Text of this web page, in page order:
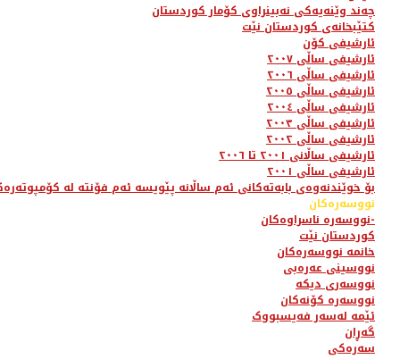
چەند وێنەیەکی نەبینراوی کۆمار کوردستان
کتێبخانەی کوردستان نێت
ئارشیفی کۆن
ئارشیفی ساڵی ٢٠٠٧
ئارشیفی ساڵی ٢٠٠٦
ئارشیفی ساڵی ٢٠٠٥
ئارشیفی ساڵی ٢٠٠٤
ئارشیفی ساڵی ٢٠٠٣
ئارشیفی ساڵی ٢٠٠٢
ئارشیفی ساڵانی ٢٠٠١ تا ٢٠٠٦
ئارشیفی ساڵی ٢٠٠١
بۆ خوێندنەوەی بابەتەکانی ئەم ساڵانە پێویسە ئەم فۆنتە لە
نووسەرەکان
نووسەرە ناسراوەکان-
کوردستان نێت
خانمە نووسەرەکان
نووسینی عەرەبی
نووسەری دیکە
نووسەرە کۆنەکان
ئێمە لەسەر فەیسبووک
گەڕان
سەرەکی